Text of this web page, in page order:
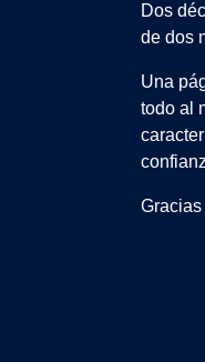
Dos
de dos
Una
todo al
Gracias